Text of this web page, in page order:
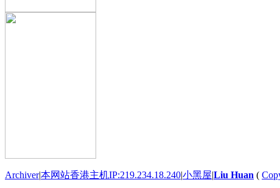
Archiver|本网站香港主机IP:219.234.18.240|小黑屋|Liu Huan (